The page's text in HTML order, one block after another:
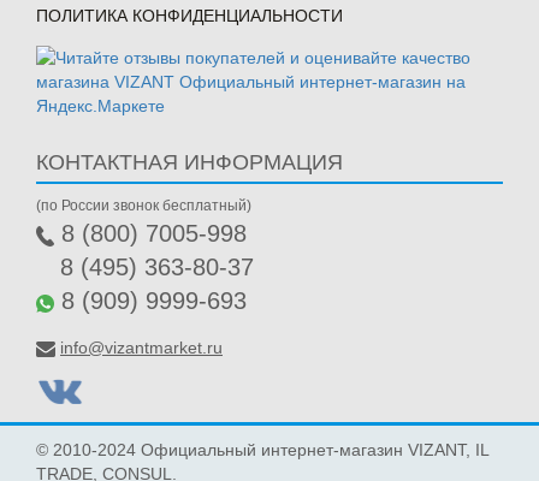
ПОЛИТИКА КОНФИДЕНЦИАЛЬНОСТИ
КОНТАКТНАЯ ИНФОРМАЦИЯ
(по России звонок бесплатный)
8 (800) 7005-998
8 (495) 363-80-37
8 (909) 9999-693
info@vizantmarket.ru
© 2010-2024 Официальный интернет-магазин VIZANT, IL
TRADE, CONSUL.